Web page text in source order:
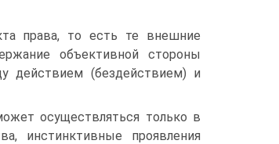
права, то есть те внешние
объективной стороны
действием (бездействием) и
осуще­ствляться только в
инстинктивные проявления